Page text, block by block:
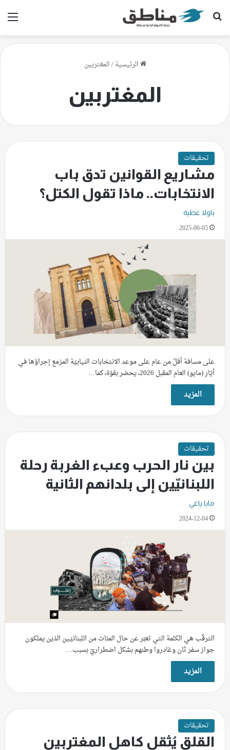
بحث عن
الرئيسية/المغتربين
المغتربين
تحقيقات
مشاريع القوانين تدق باب
الانتخابات.. ماذا تقول الكتل؟
باولا عطية
2025-06-05
على مسافة أقلّ من عام على موعد الانتخابات النيابيّة المزمع إجراؤها في
أيّار (مايو) العام المقبل 2026، يحضر بقوّة، كما…
المزيد
تحقيقات
بين نار الحرب وعبء الغربة رحلة
اللبنانيّين إلى بلدانهم الثانية
مايا ياغي
2024-12-04
الترقّب هي الكلمة التي تعبّر عن حال المئات من اللبنانيّين الذين يملكون
جواز سفر ثان وغادروا وطنهم بشكل اضطراريّ بسبب…
المزيد
تحقيقات
القلق يُثقل كاهل المغتربين